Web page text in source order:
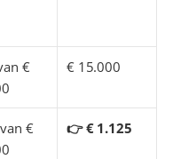
€
€ 15.000
€
👉 € 1.125